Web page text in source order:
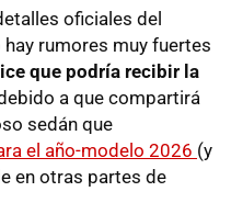
oficiales del
hay rumores muy fuertes
que podría recibir la
a que compartirá
sedán que
el año-modelo 2026 (y
en otras partes de